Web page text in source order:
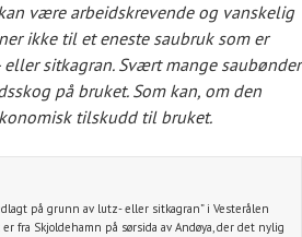
være arbeidskrevende og vanskelig
ikke til et eneste saubruk som er
sitkagran. Svært mange saubønder
på bruket. Som kan, om den
tilskudd til bruket.
på grunn av lutz- eller sitkagran” i Vesterålen
fra Skjoldehamn på sørsida av Andøya, der det nylig